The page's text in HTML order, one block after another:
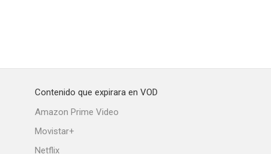
Contenido que expirara en VOD
Amazon Prime Video
Movistar+
Netflix